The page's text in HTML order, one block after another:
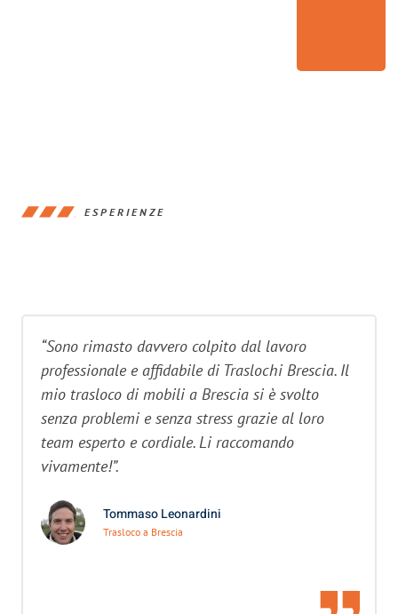
ESPERIENZE
“Sono rimasto davvero colpito dal lavoro
professionale e affidabile di Traslochi Brescia. Il
mio trasloco di mobili a Brescia si è svolto
senza problemi e senza stress grazie al loro
team esperto e cordiale. Li raccomando
vivamente!”.
Tommaso Leonardini
Trasloco a Brescia